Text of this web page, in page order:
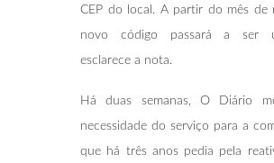
CEP do local. A partir do mês de
novo código passará a ser
esclarece a nota.
Há duas semanas, O Diário
necessidade do serviço para a
que há três anos pedia pela